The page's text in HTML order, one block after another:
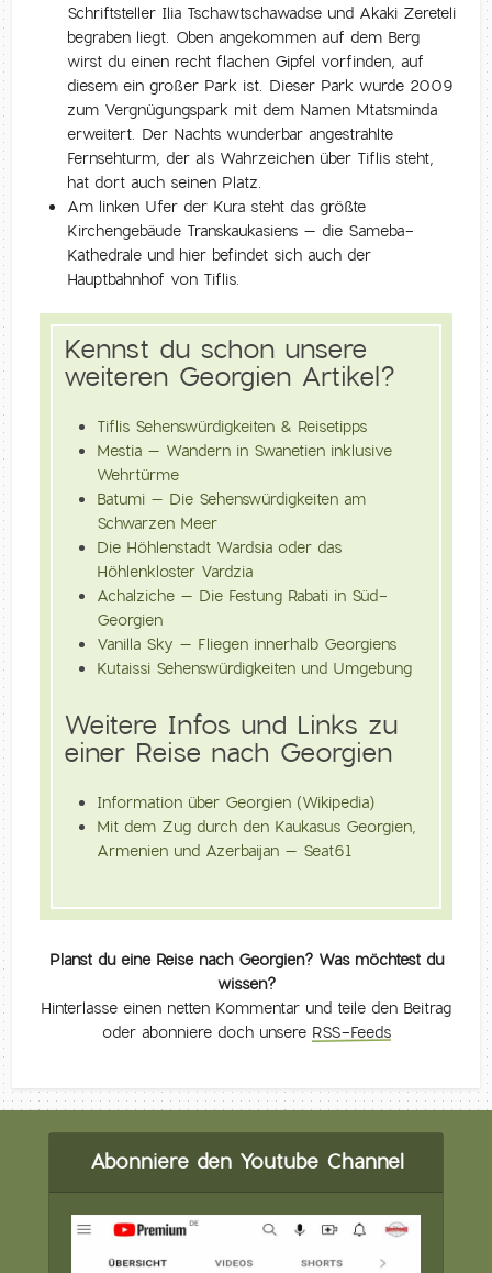
Schriftsteller Ilia Tschawtschawadse und Akaki Zereteli
begraben liegt. Oben angekommen auf dem Berg
wirst du einen recht flachen Gipfel vorfinden, auf
diesem ein großer Park ist. Dieser Park wurde 2009
zum Vergnügungspark mit dem Namen Mtatsminda
erweitert. Der Nachts wunderbar angestrahlte
Fernsehturm, der als Wahrzeichen über Tiflis steht,
hat dort auch seinen Platz.
Am linken Ufer der Kura steht das größte
Kirchengebäude Transkaukasiens – die Sameba-
Kathedrale und hier befindet sich auch der
Hauptbahnhof von Tiflis.
Kennst du schon unsere
weiteren Georgien Artikel?
Tiflis Sehenswürdigkeiten & Reisetipps
Mestia – Wandern in Swanetien inklusive
Wehrtürme
Batumi – Die Sehenswürdigkeiten am
Schwarzen Meer
Die Höhlenstadt Wardsia oder das
Höhlenkloster Vardzia
Achalziche – Die Festung Rabati in Süd-
Georgien
Vanilla Sky – Fliegen innerhalb Georgiens
Kutaissi Sehenswürdigkeiten und Umgebung
Weitere Infos und Links zu
einer Reise nach Georgien
Information über Georgien (Wikipedia)
Mit dem Zug durch den Kaukasus Georgien,
Armenien und Azerbaijan – Seat61
Planst du eine Reise nach Georgien? Was möchtest du
wissen?
Hinterlasse einen netten Kommentar und teile den Beitrag
oder abonniere doch unsere RSS-Feeds
Abonniere den Youtube Channel